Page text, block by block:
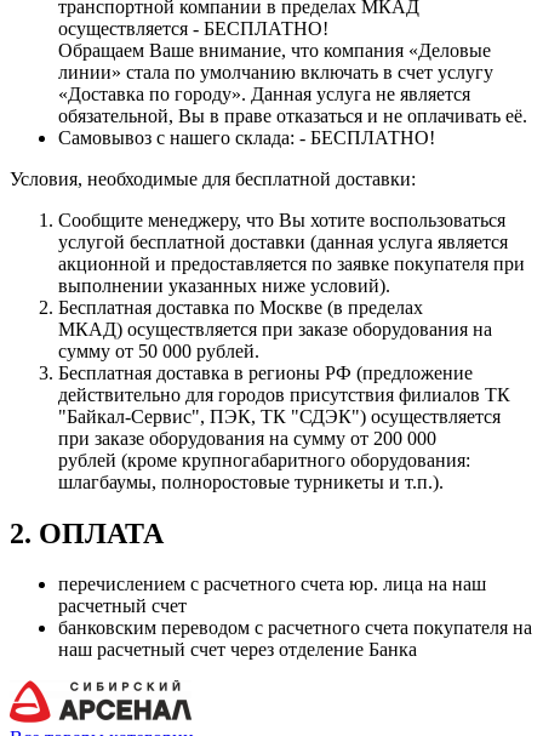
транспортной компании в пределах МКАД
осуществляется - БЕСПЛАТНО!
Обращаем Ваше внимание, что компания «Деловые
линии» стала по умолчанию включать в счет услугу
«Доставка по городу». Данная услуга не является
обязательной, Вы в праве отказаться и не оплачивать её.
Самовывоз с нашего склада: - БЕСПЛАТНО!
Условия, необходимые для бесплатной доставки:
Сообщите менеджеру, что Вы хотите воспользоваться
услугой бесплатной доставки (данная услуга является
акционной и предоставляется по заявке покупателя при
выполнении указанных ниже условий).
Бесплатная доставка по Москве (в пределах
МКАД) осуществляется при заказе оборудования на
сумму от 50 000 рублей.
Бесплатная доставка в регионы РФ (предложение
действительно для городов присутствия филиалов ТК
"Байкал-Сервис", ПЭК, ТК "СДЭК") осуществляется
при заказе оборудования на сумму от 200 000
рублей (кроме крупногабаритного оборудования:
шлагбаумы, полноростовые турникеты и т.п.).
2. ОПЛАТА
перечислением с расчетного счета юр. лица на наш
расчетный счет
банковским переводом с расчетного счета покупателя на
наш расчетный счет через отделение Банка